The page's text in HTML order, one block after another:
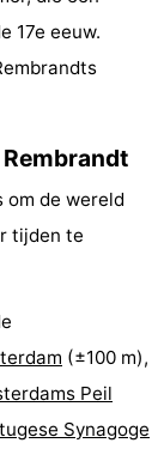
17e eeuw.
om de wereld
tijden te
(±100 m),
Peil
Synagoge